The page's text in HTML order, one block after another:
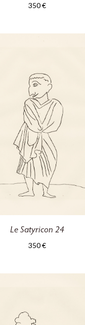
350€
Le Satyricon 24
350€